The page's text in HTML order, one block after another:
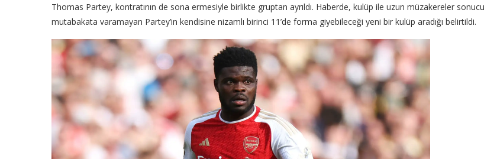
Thomas Partey, kontratının de sona ermesiyle birlikte gruptan ayrıldı. Haberde, kulüp ile uzun müzakereler sonucu
mutabakata varamayan Partey’in kendisine nizamlı birinci 11’de forma giyebileceği yeni bir kulüp aradığı belirtildi.